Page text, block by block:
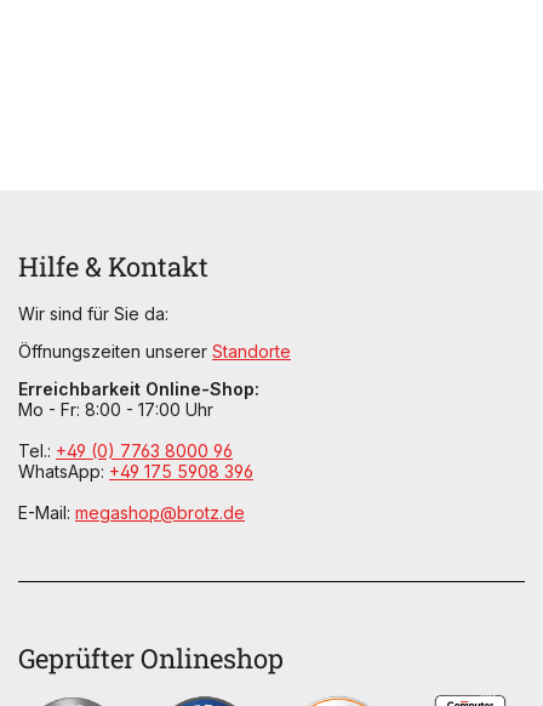
Hilfe & Kontakt
Wir sind für Sie da:
Öffnungszeiten unserer Standorte
Erreichbarkeit Online-Shop:
Mo - Fr: 8:00 - 17:00 Uhr
Tel.: +49 (0) 7763 8000 96
WhatsApp: +49 175 5908 396
E-Mail: megashop@brotz.de
Geprüfter Onlineshop